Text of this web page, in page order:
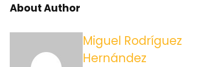
About Author
Miguel Rodríguez
Hernández